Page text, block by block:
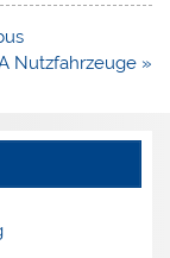
Nutzfahrzeuge »